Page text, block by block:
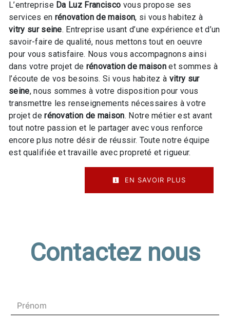
L’entreprise Da Luz Francisco vous propose ses
services en rénovation de maison, si vous habitez à
vitry sur seine. Entreprise usant d’une expérience et d’un
savoir-faire de qualité, nous mettons tout en oeuvre
pour vous satisfaire. Nous vous accompagnons ainsi
dans votre projet de rénovation de maison et sommes à
l’écoute de vos besoins. Si vous habitez à vitry sur
seine, nous sommes à votre disposition pour vous
transmettre les renseignements nécessaires à votre
projet derénovation de maison. Notre métier est avant
tout notre passion et le partager avec vous renforce
encore plus notre désir de réussir. Toute notre équipe
est qualifiée et travaille avec propreté et rigueur.
EN SAVOIR PLUS
Contactez nous